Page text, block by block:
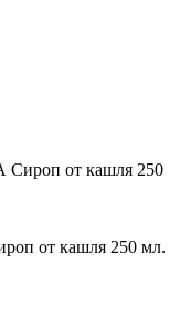
Сироп от кашля 250